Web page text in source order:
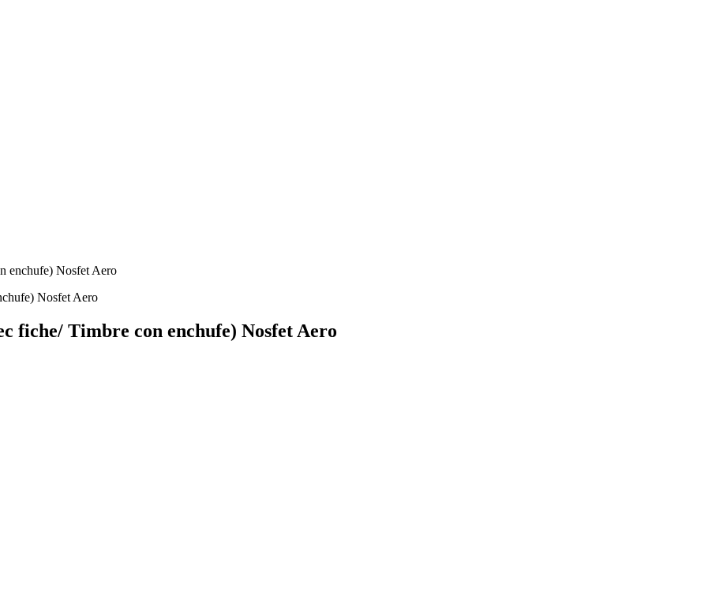
enchufe) Nosfet Aero
fiche/ Timbre con enchufe) Nosfet Aero